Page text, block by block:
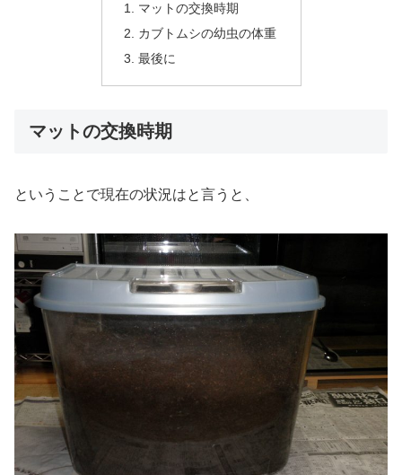
マットの交換時期
カブトムシの幼虫の体重
最後に
マットの交換時期
ということで現在の状況はと言うと、